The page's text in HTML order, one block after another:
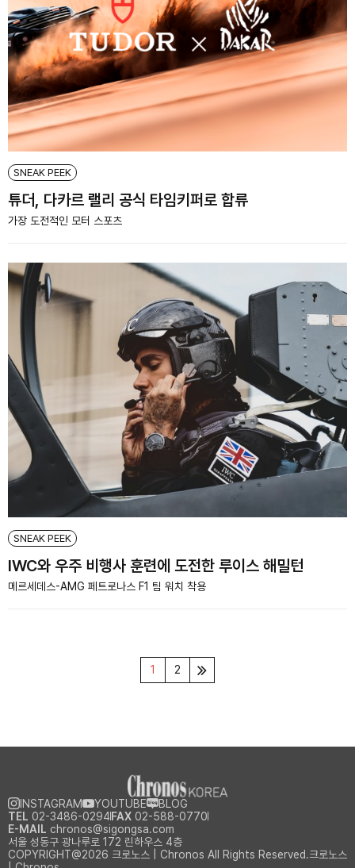
SNEAK PEEK
튜더, 다카르 랠리 공식 타임키퍼로 합류
가장 도전적인 모터 스포츠
SNEAK PEEK
IWC와 우주 비행사 훈련에 도전한 루이스 해밀턴
메르세데스-AMG 페트로나스 F1 팀 워치 착용
1 2
서울 성동구 광나루로 172 린하우스 4층
COPYRIGHT@2026 크로노스 | Chronos All Rights Reserved.크로노스
INSTAGRAM YOUTUBE
BLOG
TEL 02-3486-0294FAX 02-588-0770
E-MAIL chronos@sigongsa.com